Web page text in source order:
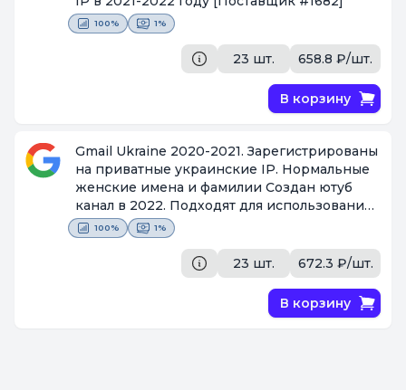
100% 1%
23 шт. 658.8 ₽/шт.
В корзину
Gmail Ukraine 2020-2021. Зарегистрированы
на приватные украинские IP. Нормальные
женские имена и фамилии Создан ютуб
канал в 2022. Подходят для использования
с ip Украины и стран СНГ
[Поставщик #1682]
100% 1%
23 шт. 672.3 ₽/шт.
В корзину